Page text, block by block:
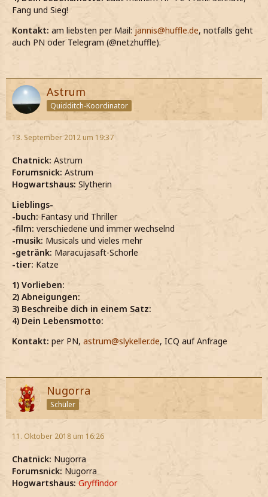
Fang und Sieg!
Kontakt: am liebsten per Mail: jannis@huffle.de, notfalls geht
auch PN oder Telegram (@netzhuffle).
Astrum
Quidditch-Koordinator
13. September 2012 um 19:37
Chatnick: Astrum
Forumsnick: Astrum
Hogwartshaus: Slytherin
Lieblings-
-buch:Fantasy und Thriller
-film: verschiedene und immer wechselnd
-musik: Musicals und vieles mehr
-getränk: Maracujasaft-Schorle
-tier: Katze
1) Vorlieben:
2) Abneigungen:
3) Beschreibe dich in einem Satz:
4) Dein Lebensmotto:
Kontakt: per PN, astrum@slykeller.de, ICQ auf Anfrage
Nugorra
Schüler
11. Oktober 2018 um 16:26
Chatnick: Nugorra
Forumsnick: Nugorra
Hogwartshaus: Gryffindor